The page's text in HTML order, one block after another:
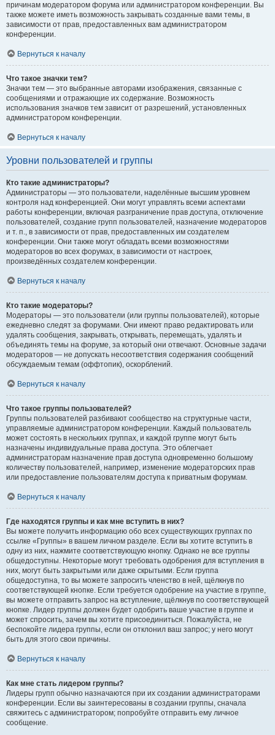
причинам модератором форума или администратором конференции. Вы
также можете иметь возможность закрывать созданные вами темы, в
зависимости от прав, предоставленных вам администратором
конференции.
Вернуться к началу
Что такое значки тем?
Значки тем — это выбранные авторами изображения, связанные с
сообщениями и отражающие их содержание. Возможность
использования значков тем зависит от разрешений, установленных
администратором конференции.
Вернуться к началу
Уровни пользователей и группы
Кто такие администраторы?
Администраторы — это пользователи, наделённые высшим уровнем
контроля над конференцией. Они могут управлять всеми аспектами
работы конференции, включая разграничение прав доступа, отключение
пользователей, создание групп пользователей, назначение модераторов
и т. п., в зависимости от прав, предоставленных им создателем
конференции. Они также могут обладать всеми возможностями
модераторов во всех форумах, в зависимости от настроек,
произведённых создателем конференции.
Вернуться к началу
Кто такие модераторы?
Модераторы — это пользователи (или группы пользователей), которые
ежедневно следят за форумами. Они имеют право редактировать или
удалять сообщения, закрывать, открывать, перемещать, удалять и
объединять темы на форуме, за который они отвечают. Основные задачи
модераторов — не допускать несоответствия содержания сообщений
обсуждаемым темам (оффтопик), оскорблений.
Вернуться к началу
Что такое группы пользователей?
Группы пользователей разбивают сообщество на структурные части,
управляемые администратором конференции. Каждый пользователь
может состоять в нескольких группах, и каждой группе могут быть
назначены индивидуальные права доступа. Это облегчает
администраторам назначение прав доступа одновременно большому
количеству пользователей, например, изменение модераторских прав
или предоставление пользователям доступа к приватным форумам.
Вернуться к началу
Где находятся группы и как мне вступить в них?
Вы можете получить информацию обо всех существующих группах по
ссылке «Группы» в вашем личном разделе. Если вы хотите вступить в
одну из них, нажмите соответствующую кнопку. Однако не все группы
общедоступны. Некоторые могут требовать одобрения для вступления в
них, могут быть закрытыми или даже скрытыми. Если группа
общедоступна, то вы можете запросить членство в ней, щёлкнув по
соответствующей кнопке. Если требуется одобрение на участие в группе,
вы можете отправить запрос на вступление, щёлкнув по соответствующей
кнопке. Лидер группы должен будет одобрить ваше участие в группе и
может спросить, зачем вы хотите присоединиться. Пожалуйста, не
беспокойте лидера группы, если он отклонил ваш запрос; у него могут
быть для этого свои причины.
Вернуться к началу
Как мне стать лидером группы?
Лидеры групп обычно назначаются при их создании администраторами
конференции. Если вы заинтересованы в создании группы, сначала
свяжитесь с администратором; попробуйте отправить ему личное
сообщение.